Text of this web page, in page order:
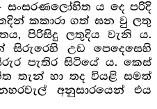
ය දෙ පරිදි
කකාරා ගත් ඝන වු ලතු
පිරිසිදු ලතුදිය වැනි ය.
සිරුරෙහි උඩ පෙදෙසෙහි
පැතිර සිටියේ ය. කෙස්
තැන් හා තද වියළි සමත්
අනුසාරයෙන් එය